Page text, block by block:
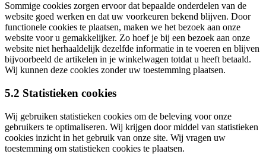
Sommige cookies zorgen ervoor dat bepaalde onderdelen van de
website goed werken en dat uw voorkeuren bekend blijven. Door
functionele cookies te plaatsen, maken we het bezoek aan onze
website voor u gemakkelijker. Zo hoef je bij een bezoek aan onze
website niet herhaaldelijk dezelfde informatie in te voeren en blijven
bijvoorbeeld de artikelen in je winkelwagen totdat u heeft betaald.
Wij kunnen deze cookies zonder uw toestemming plaatsen.
5.2 Statistieken cookies
Wij gebruiken statistieken cookies om de beleving voor onze
gebruikers te optimaliseren. Wij krijgen door middel van statistieken
cookies inzicht in het gebruik van onze site. Wij vragen uw
toestemming om statistieken cookies te plaatsen.